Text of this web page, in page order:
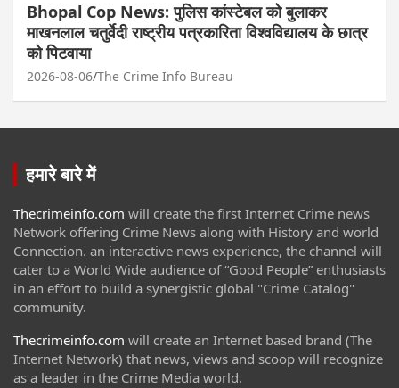
Bhopal Cop News: पुलिस कांस्टेबल को बुलाकर
माखनलाल चतुर्वेदी राष्ट्रीय पत्रकारिता विश्वविद्यालय के छात्र
को पिटवाया
2026-08-06 The Crime Info Bureau
हमारे बारे में
Thecrimeinfo.com will create the first Internet Crime news
Network offering Crime News along with History and world
Connection. an interactive news experience, the channel will
cater to a World Wide audience of “Good People” enthusiasts
in an effort to build a synergistic global "Crime Catalog"
community.
Thecrimeinfo.com will create an Internet based brand (The
Internet Network) that news, views and scoop will recognize
as a leader in the Crime Media world.